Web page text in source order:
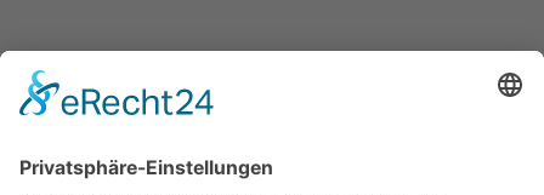
Stiftung
Fördermittel für die Jugend- und Altenhilfe sowie für